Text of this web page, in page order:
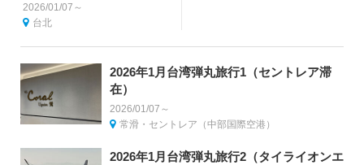
2026/01/07～
台北
2026年1月台湾弾丸旅行1（セントレア滞
在）
2026/01/07～
常滑・セントレア（中部国際空港）
2026年1月台湾弾丸旅行2（タイライオンエ